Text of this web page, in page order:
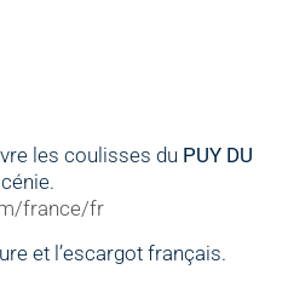
les coulisses du PUY DU
france/fr
et l’escargot français.